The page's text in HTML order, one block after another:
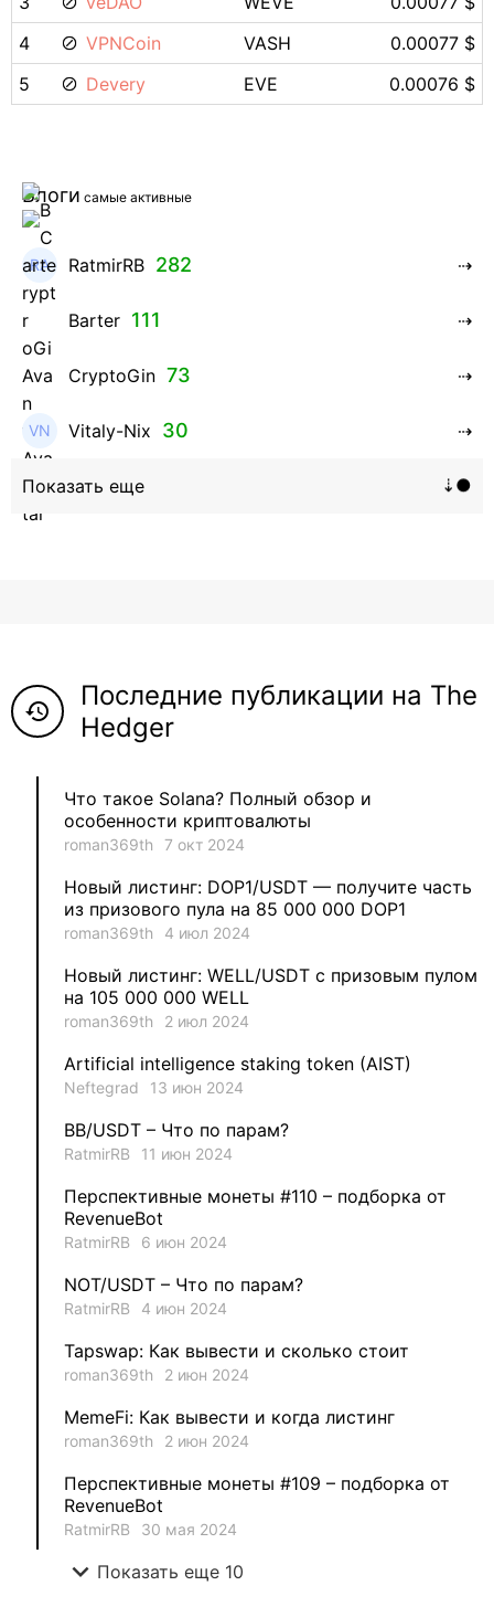
4
VPNCoin VASH
0.00077 $
5
Devery EVE 0.00076 $
Блоги самые активные
RatmirRB 282
Barter 111
CryptoGin 73
Vitaly-Nix 30
Hanna_Zolo4evskaya
Neftegrad 5
Evgeniy 3
aleksandr-es 2
Jevick 1
MysticalEnergyNFT 1
DecimalChain 1
Ksenia 1
METAMINECRAFT
Kate_AAX 1
history
Последние публикации на The
Hedger
Что такое Solana? Полный обзор и
особенности криптовалюты
roman369th 7 окт 2024
Новый листинг: DOP1/USDT — получите часть
из призового пула на 85 000 000 DOP1
roman369th 4 июл 2024
Новый листинг: WELL/USDT с призовым пулом
на 105 000 000 WELL
roman369th 2 июл 2024
Artificial intelligence staking token (AIST)
Neftegrad 13 июн 2024
BB/USDT – Что по парам?
RatmirRB 11 июн 2024
Перспективные монеты #110 – подборка от
RevenueBot
RatmirRB 6 июн 2024
NOT/USDT – Что по парам?
RatmirRB 4 июн 2024
Tapswap: Как вывести и сколько стоит
roman369th 2 июн 2024
MemeFi: Как вывести и когда листинг
roman369th 2 июн 2024
Перспективные монеты #109 – подборка от
RevenueBot
RatmirRB 30 мая 2024
expand_more Показать еще 10